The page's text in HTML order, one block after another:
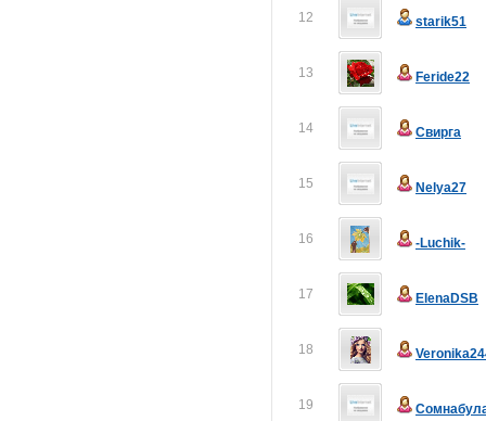
12 starik51
13 Feride22
14 Свирга
15 Nelya27
16 -Luchik-
17 ElenaDSB
18
19